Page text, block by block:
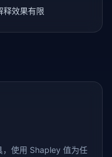
释效果有限
，使用 Shapley 值为任